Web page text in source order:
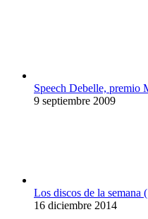
Speech Debelle, premio
9 septiembre 2009
Los discos de la semana
16 diciembre 2014